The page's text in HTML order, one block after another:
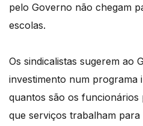
pelo Governo não chegam
escolas.
Os sindicalistas sugerem ao
investimento num
quantos são os funcionários
que serviços trabalham